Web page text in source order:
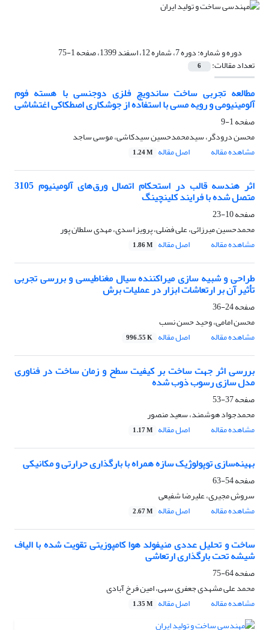
دوره و شماره:دوره 7، شماره 12، اسفند 1399، صفحه 1-75
تعداد مقالات: 6
مطالعه تجربی ساخت ساندویچ فلزی دوجنسی با هسته فوم
آلومینیومی و رویه مسی با استفاده از جوشکاری اصطکاکی اغتشاشی
صفحه1-9
محسن درودگر، سیدمحمدحسین سیدکاشی، موسی ساجد
مشاهده مقاله
اصل مقاله 1.24 M
اثر هندسه قالب در استحکام اتصال ورق‌های ‌آلومینیوم 3105
متصل شده با فرایند کلینچینگ
صفحه10-23
محمدحسین میرزائی، علی فضلی، پرویز اسدی، مهدی سلطان پور
مشاهده مقاله
اصل مقاله 1.86 M
طراحی و شبیه سازی میراکننده سیال مغناطیسی و بررسی تجربی
تأثیر آن بر ارتعاشات ابزار در عملیات برش
صفحه24-36
محسن امامی، وحید حسن نسب
مشاهده مقاله
اصل مقاله 996.55 K
بررسی اثر جهت ساخت بر کیفیت سطح و زمان ساخت در فناوری
مدل‏ سازی رسوب ذوب ‏شده
صفحه37-53
محمدجواد هوشمند، سعید منصور
مشاهده مقاله
اصل مقاله 1.17 M
بهینه‌سازی توپولوژیک سازه همراه با بارگذاری حرارتی و مکانیکی
صفحه54-63
سروش مجیری، علیرضا شفیعی
مشاهده مقاله
اصل مقاله 2.67 M
ساخت و تحلیل عددی منیفولد هوا کامپوزیتی تقویت شده با الیاف
شیشه تحت بارگذاری ارتعاشی
صفحه64-75
محمد علی مشهدی جعفری سهی، امین فرخ آبادی
مشاهده مقاله
اصل مقاله 1.35 M